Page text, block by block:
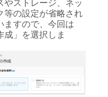
やストレージ、ネッ
等の設定が省略され
ますので、今回は
成」を選択しま